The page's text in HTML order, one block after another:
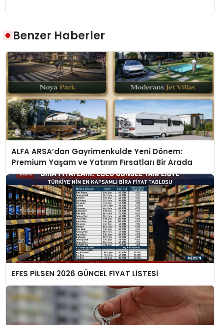
Benzer Haberler
ALFA ARSA’dan Gayrimenkulde Yeni Dönem:
Premium Yaşam ve Yatırım Fırsatları Bir Arada
EFES PİLSEN 2026 GÜNCEL FİYAT LİSTESİ